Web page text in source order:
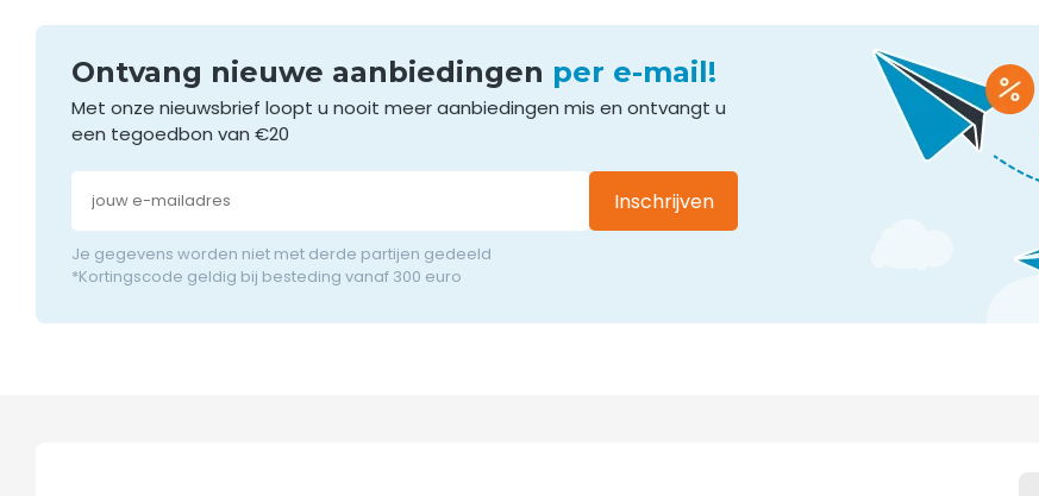
Ontvang nieuwe aanbiedingen per e-mail!
Met onze nieuwsbrief loopt u nooit meer aanbiedingen mis en ontvangt u
een tegoedbon van €20
Inschrijven
Je gegevens worden niet met derde partijen gedeeld
*Kortingscode geldig bij besteding vanaf 300 euro